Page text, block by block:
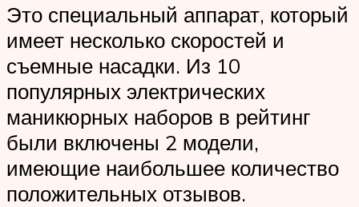
Это специальный аппарат, который
имеет несколько скоростей и
съемные насадки. Из 10
популярных электрических
маникюрных наборов в рейтинг
были включены 2 модели,
имеющие наибольшее количество
положительных отзывов.